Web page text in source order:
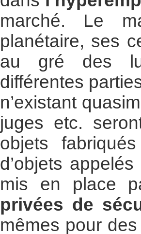
marché. Le
planétaire, ses
au gré des
différentes
n’existant
juges etc.
objets
d’objets
mis en place
privées de
mêmes pour